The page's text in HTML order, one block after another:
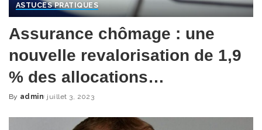
ASTUCES PRATIQUES
Assurance chômage : une
nouvelle revalorisation de 1,9
% des allocations…
Posted
By admin juillet 3, 2023